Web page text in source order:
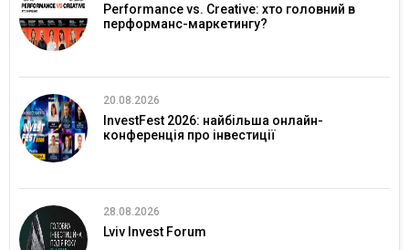
Performance vs. Creative: хто головний в
перформанс-маркетингу?
20.08.2026
InvestFest 2026: найбільша онлайн-
конференція про інвестиції
28.08.2026
Lviv Invest Forum